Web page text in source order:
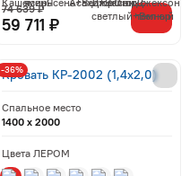
59 711 ₽
74 639 ₽
Кровать КР-2002 (1,4x2,0)
Спальное место
1400 x 2000
Цвета ЛЕРОМ
-36%